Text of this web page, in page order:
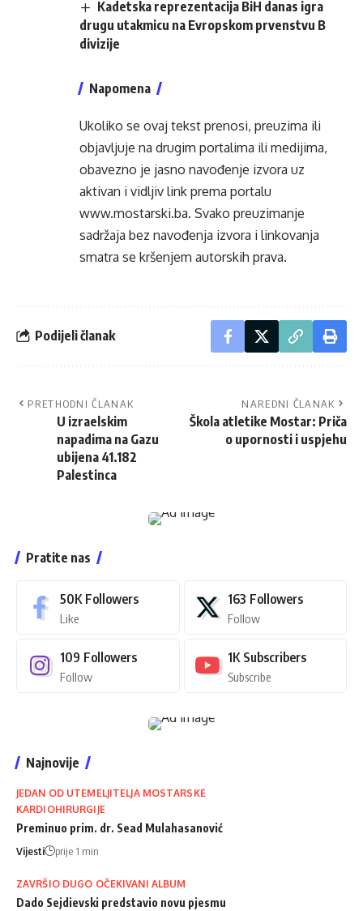
Kadetska reprezentacija BiH danas igra
drugu utakmicu na Evropskom prvenstvu B
divizije
Napomena
Ukoliko se ovaj tekst prenosi, preuzima ili
objavljuje na drugim portalima ili medijima,
obavezno je jasno navođenje izvora uz
aktivan i vidljiv link prema portalu
www.mostarski.ba. Svako preuzimanje
sadržaja bez navođenja izvora i linkovanja
smatra se kršenjem autorskih prava.
Podijeli članak
PRETHODNI ČLANAK
U izraelskim
napadima na Gazu
ubijena 41.182
Palestinca
NAREDNI ČLANAK
Škola atletike Mostar: Priča
o upornosti i uspjehu
Pratite nas
50K Followers
Like
163 Followers
Follow
109 Followers
Follow
1K Subscribers
Subscribe
Najnovije
JEDAN OD UTEMELJITELJA MOSTARSKE
KARDIOHIRURGIJE
Preminuo prim. dr. Sead Mulahasanović
Vijesti prije 1 min
ZAVRŠIO DUGO OČEKIVANI ALBUM
Dado Sejdievski predstavio novu pjesmu